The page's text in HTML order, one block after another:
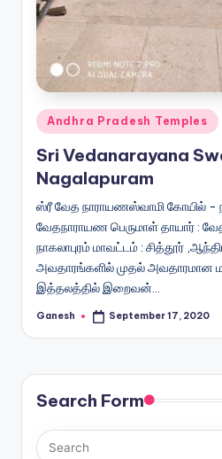
Posted
in
Andhra Pradesh Temples
Sri Vedanarayana
Nagalapuram
ஸ்ரீ வேத நாராயணஸ்வாமி கோயில் -
வேதநாராயண பெருமாள் தாயார் :
நாகலாபுரம் மாவட்டம் : சித்தூர்
அவதாரங்களில் முதல் அவதாரமான
இத்தலத்தில் இறைவன்…
Posted
Ganesh September 17, 2020
Search Form